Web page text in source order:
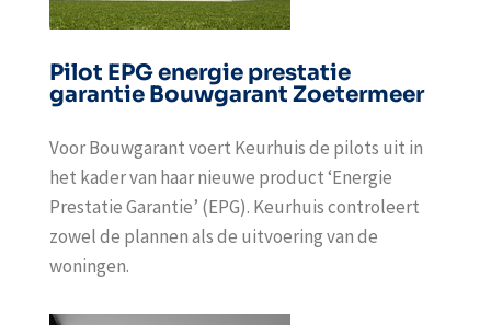
Pilot EPG energie prestatie
garantie Bouwgarant Zoetermeer
Voor Bouwgarant voert Keurhuis de pilots uit in
het kader van haar nieuwe product ‘Energie
Prestatie Garantie’ (EPG). Keurhuis controleert
zowel de plannen als de uitvoering van de
woningen.